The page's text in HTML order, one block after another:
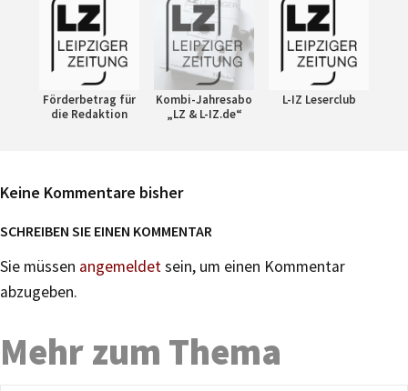
Förderbetrag für
die Redaktion
Kombi-Jahresabo
„LZ & L-IZ.de“
L-IZ Leserclub
Keine Kommentare bisher
SCHREIBEN SIE EINEN KOMMENTAR
Sie müssen angemeldetsein, um einen Kommentar
abzugeben.
Mehr zum Thema